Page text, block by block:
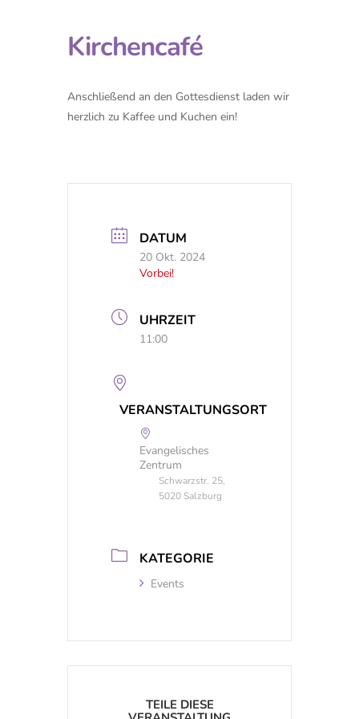
Kirchencafé
Anschließend an den Gottesdienst laden wir
herzlich zu Kaffee und Kuchen ein!
DATUM
20 Okt. 2024
Vorbei!
UHRZEIT
11:00
VERANSTALTUNGSORT
Evangelisches
Zentrum
Schwarzstr. 25,
5020 Salzburg
KATEGORIE
Events
TEILE DIESE